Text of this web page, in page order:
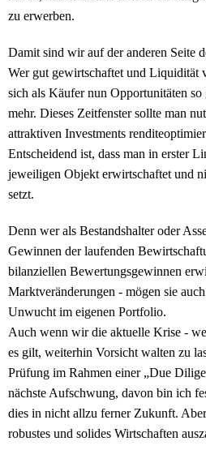
zu erwerben.
Damit sind wir auf der anderen Seite
Wer gut gewirtschaftet und Liquidität
sich als Käufer nun Opportunitäten
mehr. Dieses Zeitfenster sollte man
attraktiven Investments
Entscheidend ist, dass man in erster
jeweiligen Objekt erwirtschaftet und
setzt.
Denn wer als Bestandshalter oder
Gewinnen der laufenden
bilanziellen Bewertungsgewinnen
Marktveränderungen - mögen sie
Unwucht im eigenen Portfolio.
Auch wenn wir die aktuelle Krise -
es gilt, weiterhin Vorsicht walten zu
Prüfung im Rahmen einer „Due
nächste Aufschwung, davon bin ich
dies in nicht allzu ferner Zukunft.
robustes und solides Wirtschaften